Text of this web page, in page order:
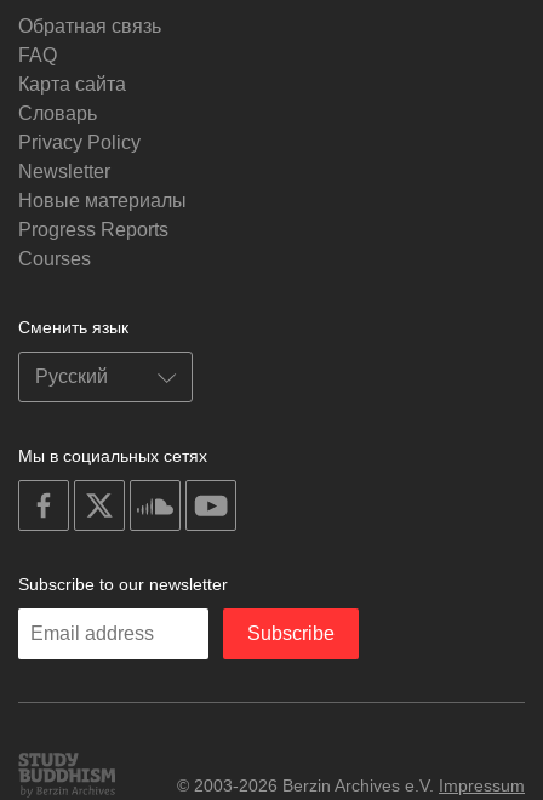
Обратная связь
FAQ
Карта сайта
Словарь
Privacy Policy
Newsletter
Новые материалы
Progress Reports
Courses
Сменить язык
Мы в социальных сетях
on
facebook
soundcloud
Subscribe to our newsletter
Enter
Subscribe
Study
Buddhism
© 2003-2026 Berzin Archives e.V. Impressum